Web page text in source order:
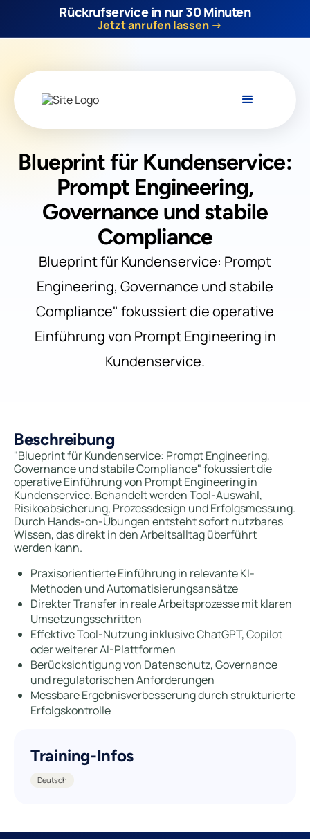
Rückrufservice in nur 30 Minuten
Jetzt anrufen lassen →
Blueprint für Kundenservice:
Prompt Engineering,
Governance und stabile
Compliance
Blueprint für Kundenservice: Prompt
Engineering, Governance und stabile
Compliance" fokussiert die operative
Einführung von Prompt Engineering in
Kundenservice.
Beschreibung
"Blueprint für Kundenservice: Prompt Engineering,
Governance und stabile Compliance" fokussiert die
operative Einführung von Prompt Engineering in
Kundenservice. Behandelt werden Tool-Auswahl,
Risikoabsicherung, Prozessdesign und Erfolgsmessung.
Durch Hands-on-Übungen entsteht sofort nutzbares
Wissen, das direkt in den Arbeitsalltag überführt
werden kann.
Praxisorientierte Einführung in relevante KI-
Methoden und Automatisierungsansätze
Direkter Transfer in reale Arbeitsprozesse mit klaren
Umsetzungsschritten
Effektive Tool-Nutzung inklusive ChatGPT, Copilot
oder weiterer AI-Plattformen
Berücksichtigung von Datenschutz, Governance
und regulatorischen Anforderungen
Messbare Ergebnisverbesserung durch strukturierte
Erfolgskontrolle
Training-Infos
Deutsch